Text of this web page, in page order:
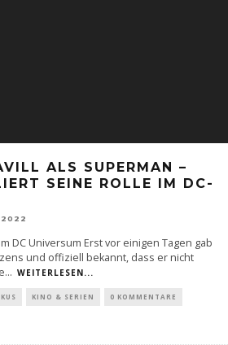
ALS SUPERMAN –
SEINE ROLLE IM DC-
2022
DC Universum Erst vor einigen Tagen gab
und offiziell bekannt, dass er nicht
... WEITERLESEN...
KINO & SERIEN 0 KOMMENTARE